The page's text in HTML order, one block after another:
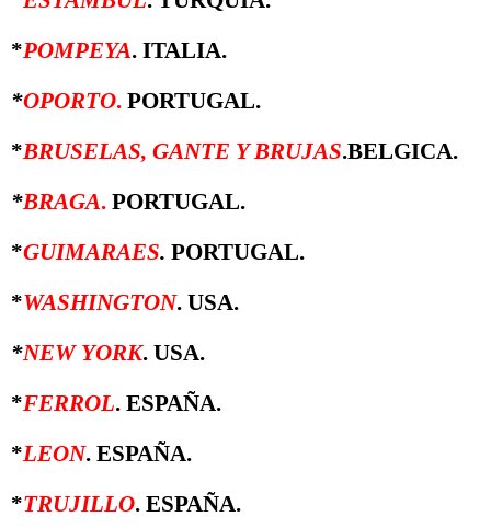
*POMPEYA. ITALIA.
*OPORTO. PORTUGAL.
*BRUSELAS, GANTE Y BRUJAS.BELGICA.
*BRAGA. PORTUGAL.
*GUIMARAES. PORTUGAL.
*WASHINGTON. USA.
*NEW YORK. USA.
*FERROL. ESPAÑA.
*LEON. ESPAÑA.
*TRUJILLO. ESPAÑA.